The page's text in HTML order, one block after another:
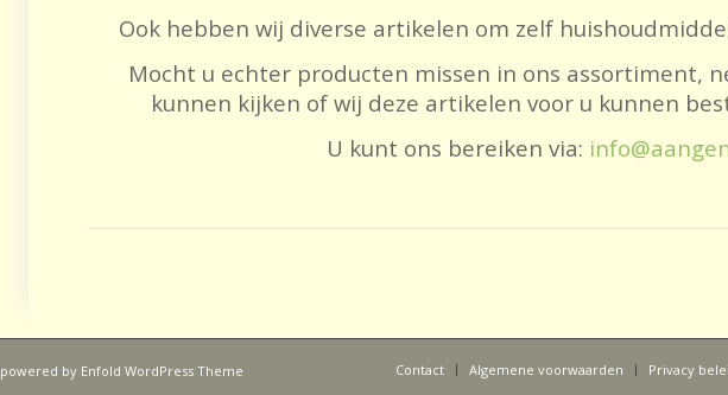
Ook hebben wij diverse artikelen om zelf
Mocht u echter producten missen in ons assortiment,
kunnen kijken of wij deze artikelen voor u kunnen
U kunt ons bereiken via:
powered by Enfold WordPress Theme Contact Algemene voorwaarden Privacy